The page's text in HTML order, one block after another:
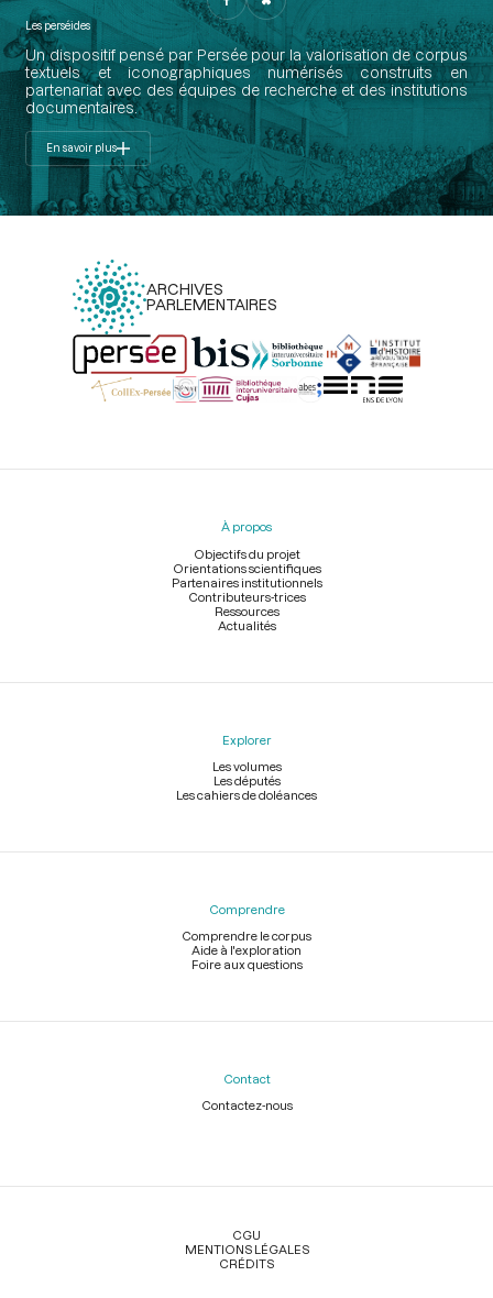
Les perséides
Un dispositif pensé par Persée pour la valorisation de corpus
textuels et iconographiques numérisés construits en
partenariat avec des équipes de recherche et des institutions
documentaires.
En savoir plus
ARCHIVES
PARLEMENTAIRES
Menu
À propos
Objectifs du projet
Orientations scientifiques
Partenaires institutionnels
Contributeurs-trices
Ressources
Actualités
Explorer
Les volumes
Les députés
Les cahiers de doléances
Comprendre
Comprendre le corpus
Aide à l'exploration
Foire aux questions
Contact
Contactez-nous
Légal
CGU
MENTIONS LÉGALES
CRÉDITS